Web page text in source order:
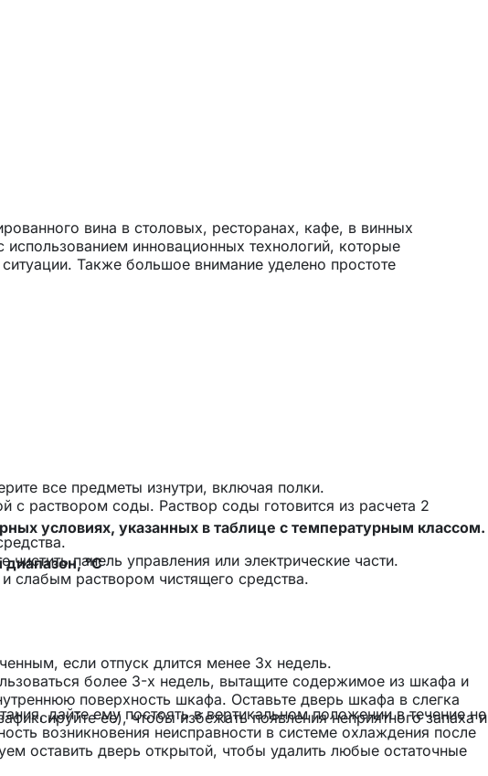
вина в столовых, ресторанах, кафе, в винных
инновационных технологий, которые
Также большое внимание уделено простоте
условиях, указанных в таблице с температурным классом.
°C
все предметы изнутри, включая полки.
с раствором соды. Раствор соды готовится из расчета 2
панель управления или электрические части.
слабым раствором чистящего средства.
если отпуск длится менее 3х недель.
более 3-х недель, вытащите содержимое из шкафа и
поверхность шкафа. Оставьте дверь шкафа в слегка
ее), чтобы избежать появления неприятного запаха и
дайте ему постоять в вертикальном положении в течение не
возникновения неисправности в системе охлаждения после
оставить дверь открытой, чтобы удалить любые остаточные